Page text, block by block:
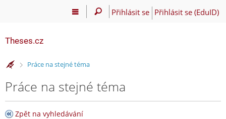
Přihlásit se Přihlásit se (EduID)
Theses.cz
>Práce na stejné téma
Práce na stejné téma
Zpět na vyhledávání